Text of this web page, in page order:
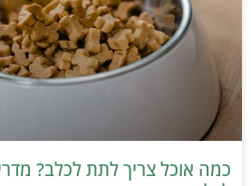
כמה אוכל צריך לתת לכלב?